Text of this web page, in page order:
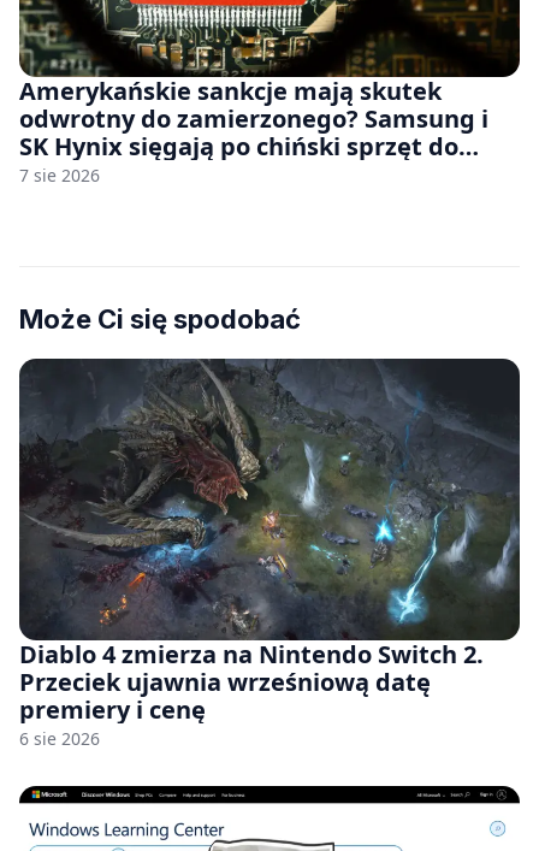
Amerykańskie sankcje mają skutek
odwrotny do zamierzonego? Samsung i
SK Hynix sięgają po chiński sprzęt do
fabryk chipów
7 sie 2026
Może Ci się spodobać
Diablo 4 zmierza na Nintendo Switch 2.
Przeciek ujawnia wrześniową datę
premiery i cenę
6 sie 2026